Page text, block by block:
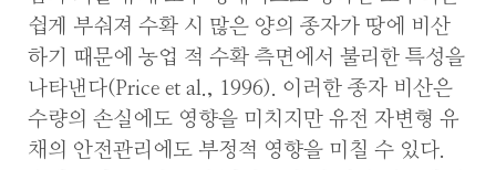
쉽게 부숴져 수확 시 많은 양의 종자가 땅에 비산
하기 때문에 농업 적 수확 측면에서 불리한 특성을
나타낸다(Price et al., 1996). 이러한 종자 비산은
수량의 손실에도 영향을 미치지만 유전 자변형 유
채의 안전관리에도 부정적 영향을 미칠 수 있다.